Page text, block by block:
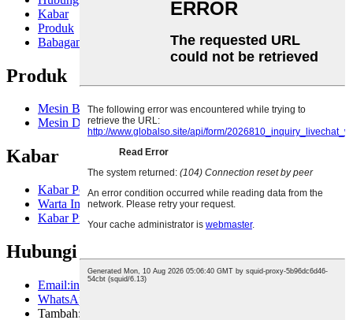
Kabar
Produk
Babagan Kita
Produk
Mesin Bantu Plastik Kab
Mesin Daur Ulang Plastik Kab
Kabar
Kabar Perusahaan
Warta Industri
Kabar Produk
Hubungi Kita
Email:info@polytimetech.com
WhatsApp: + 8615851618647
Tambah: Kelompok 14, Desa Xiangqun, Kutha Leyu, Kutha